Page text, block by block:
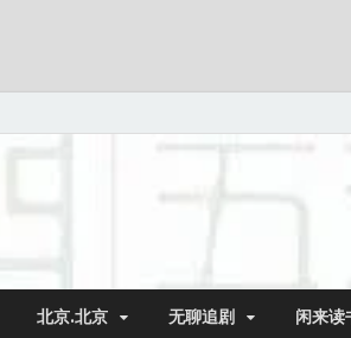
北京.北京 无聊追剧 闲来读